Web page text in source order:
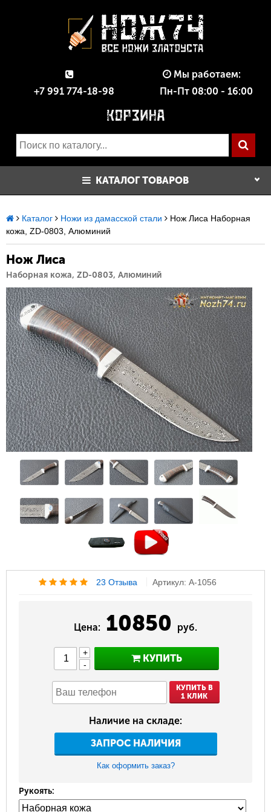
+7 991 774-18-98
Мы работаем:
Пн-Пт 08:00 - 16:00
КАТАЛОГ ТОВАРОВ
Каталог Ножи из дамасской стали
Нож Лиса Наборная
кожа, ZD-0803, Алюминий
Нож Лиса
Наборная кожа, ZD-0803, Алюминий
23 Отзыва Артикул: A-1056
Цена: 10850 руб.
+
-
КУПИТЬ
КУПИТЬ В
1 КЛИК
Наличие на складе:
ЗАПРОС НАЛИЧИЯ
Как оформить заказ?
Рукоять: